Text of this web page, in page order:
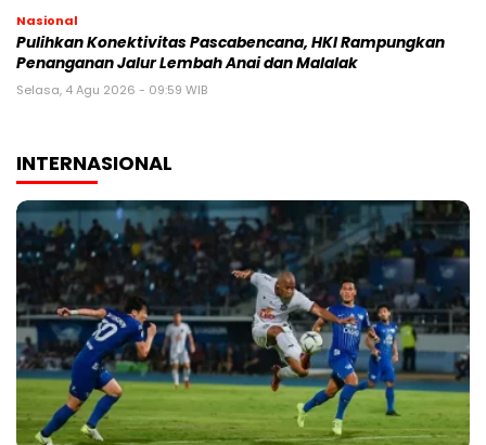
Nasional
Pulihkan Konektivitas Pascabencana, HKI Rampungkan
Penanganan Jalur Lembah Anai dan Malalak
Selasa, 4 Agu 2026 - 09:59 WIB
INTERNASIONAL